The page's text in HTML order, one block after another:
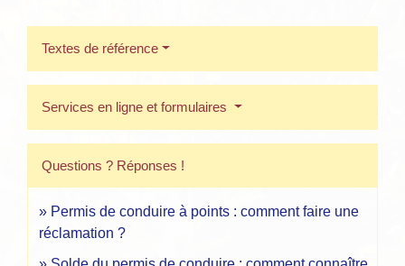
Textes de référence
Services en ligne et formulaires
Questions ? Réponses !
Permis de conduire à points : comment faire une
réclamation ?